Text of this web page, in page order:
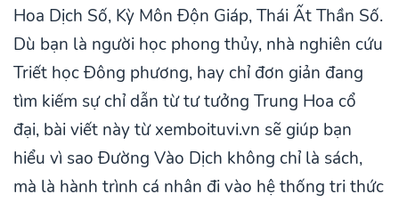
Hoa Dịch Số, Kỳ Môn Độn Giáp, Thái Ất Thần Số.
Dù bạn là người học phong thủy, nhà nghiên cứu
Triết học Đông phương, hay chỉ đơn giản đang
tìm kiếm sự chỉ dẫn từ tư tưởng Trung Hoa cổ
đại, bài viết này từ xemboituvi.vn sẽ giúp bạn
hiểu vì sao Đường Vào Dịch không chỉ là sách,
mà là hành trình cá nhân đi vào hệ thống tri thức